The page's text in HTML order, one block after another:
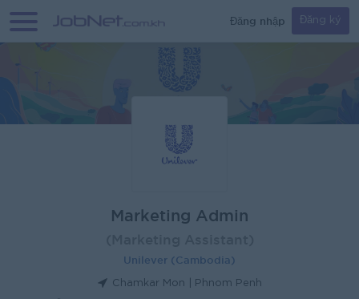
Đăng nhập Đăng ký
Marketing Admin
Unilever (Cambodia)
Chamkar Mon | Phnom Penh